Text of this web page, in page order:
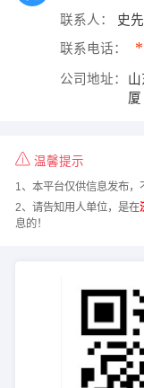
联系人： 史
联系电话：
公司地址：
厦
温馨提示
1、本平台仅供信息发布，
2、请告知用人单位，是在
息的！